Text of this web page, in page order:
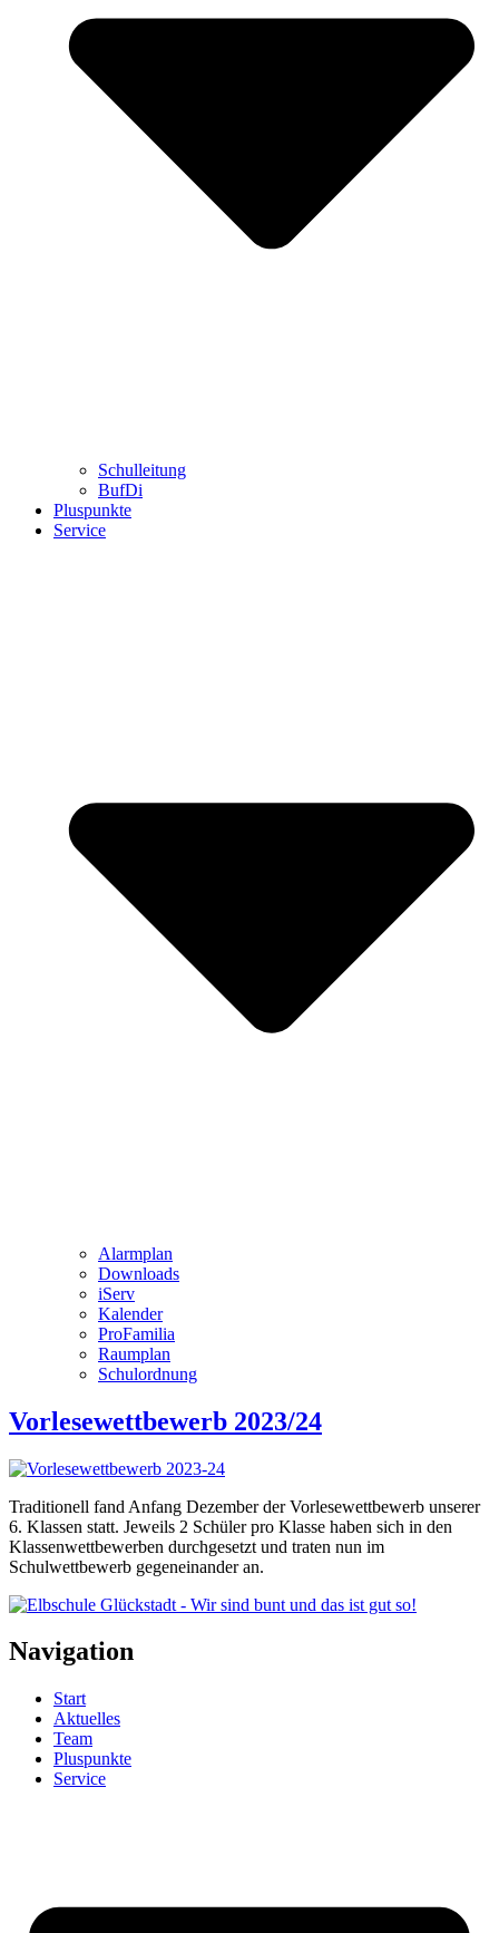
Schulleitung
BufDi
Pluspunkte
Service
Alarmplan
Downloads
iServ
Kalender
ProFamilia
Raumplan
Schulordnung
Vorlesewettbewerb 2023/24
Traditionell fand Anfang Dezember der Vorlesewettbewerb unserer
6. Klassen statt. Jeweils 2 Schüler pro Klasse haben sich in den
Klassenwettbewerben durchgesetzt und traten nun im
Schulwettbewerb gegeneinander an.
Navigation
Start
Aktuelles
Team
Pluspunkte
Service